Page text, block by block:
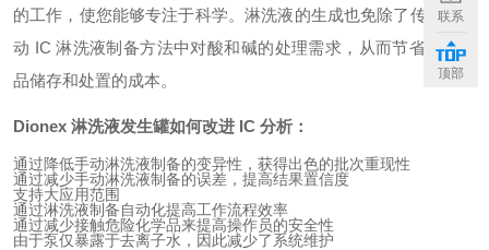
的工作，使您能够专注于科学。淋洗液的生成也免除了传统的手
动 IC 淋洗液制备方法中对酸和碱的处理需求，从而节省了化学
品储存和处置的成本。
Dionex 淋洗液发生罐如何改进 IC 分析：
通过降低手动淋洗液制备的变异性，获得出色的批次重现性
通过减少手动淋洗液制备的误差，提高结果置信度
支持大应用范围
通过淋洗液制备自动化提高工作流程效率
通过减少接触危险化学品来提高操作员的安全性
由于泵仅暴露于去离子水，因此减少了系统维护
联系
顶部